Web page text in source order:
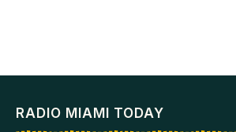
RADIO MIAMI TODAY